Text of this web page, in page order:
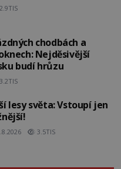
2.9TIS
chodbách a
Nejděsivější
budí hrůzu
3.2TIS
světa: Vstoupí jen
3.5TIS